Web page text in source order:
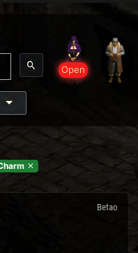
e cashback
Open
Betao